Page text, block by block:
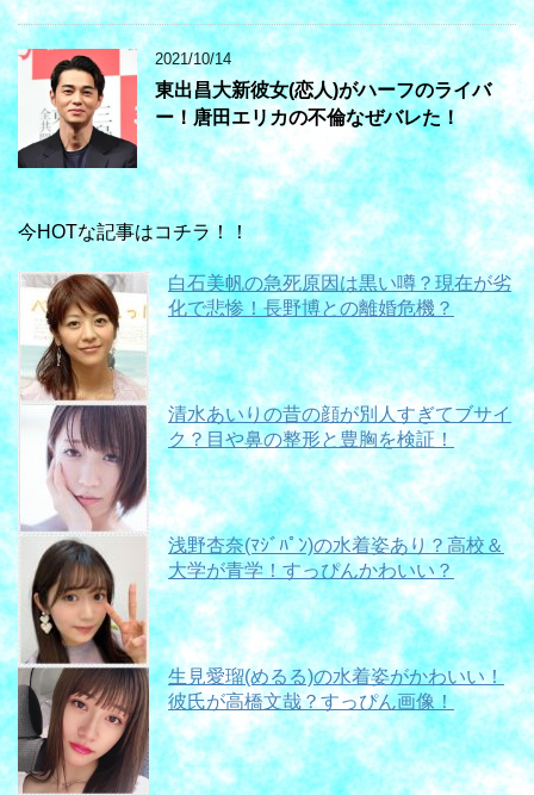
2021/10/14
東出昌大新彼女(恋人)がハーフのライバ
ー！唐田エリカの不倫なぜバレた！
今HOTな記事はコチラ！！
白石美帆の急死原因は黒い噂？現在が劣
化で悲惨！長野博との離婚危機？
清水あいりの昔の顔が別人すぎてブサイ
ク？目や鼻の整形と豊胸を検証！
浅野杏奈(ﾏｼﾞﾊﾟﾝ)の水着姿あり？高校＆
大学が青学！すっぴんかわいい？
生見愛瑠(めるる)の水着姿がかわいい！
彼氏が高橋文哉？すっぴん画像！